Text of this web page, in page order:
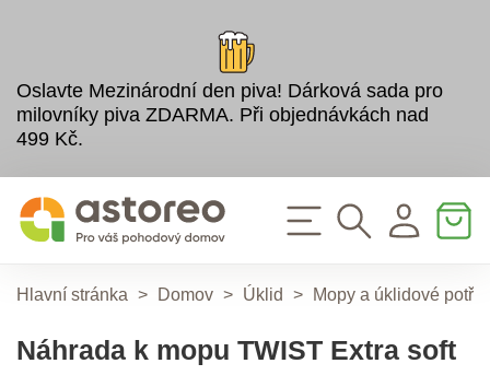
Oslavte Mezinárodní den piva! Dárková sada pro
milovníky piva ZDARMA. Při objednávkách nad
499 Kč.
Hlavní stránka > Domov > Úklid > Mopy a úklidové
Náhrada k mopu TWIST Extra soft